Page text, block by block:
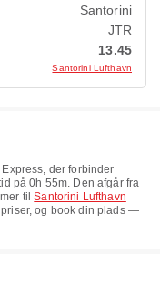
Santorini
JTR
13.45
Santorini Lufthavn
Express, der forbinder
på0h 55m. Den afgår fra
tilSantorini Lufthavn
og book din plads —